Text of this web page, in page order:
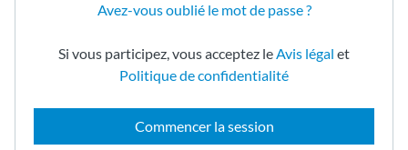
Avez-vous oublié le mot de passe ?
Si vous participez, vous acceptez leAvis légal et
Politique de confidentialité
Commencer la session